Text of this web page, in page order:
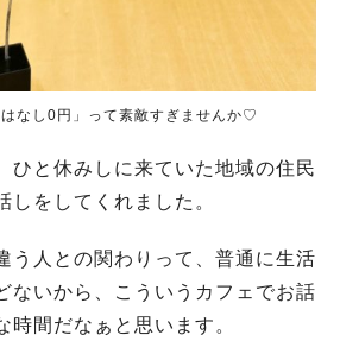
なし0円」って素敵すぎませんか♡
ひと休みしに来ていた地域の住民
しをしてくれました。
う人との関わりって、普通に生活
ないから、こういうカフェでお話
時間だなぁと思います。